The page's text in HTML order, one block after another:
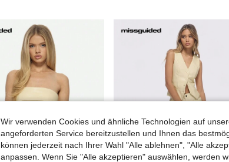
Wir verwenden Cookies und ähnliche Technologien auf
angeforderten Service bereitzustellen und Ihnen das
können jederzeit nach Ihrer Wahl "Alle ablehnen", "Alle
anpassen. Wenn Sie "Alle akzeptieren" auswählen, werden